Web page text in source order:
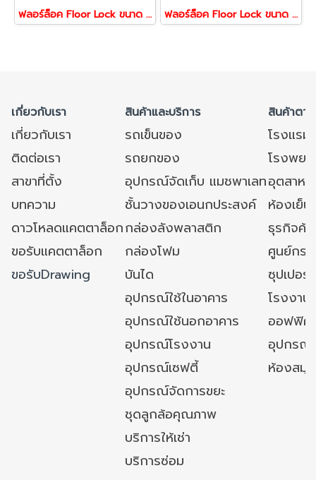
ฟลอร์ล็อค Floor Lock ขนาด 6 นิ้ว เบรกรถเข็น ยี่ห้อ Happy Move ฟลอร์ล็อค Floor Lock ขนาด 4 นิ้ว เบรกรถเข็น ยี่ห้อ Happy Move
เกี่ยวกับเรา สินค้าและบริการ สินค้าตา
เกี่ยวกับเรา รถเข็นของ
โรงแร
ติดต่อเรา
รถยกของ
โรงพย
สาขาที่ตั้ง
อุปกรณ์จัดเก็บ แมชพาเลทอุตสาหก
บทความ
ชั้นวางของเอนกประสงค์
ห้องเย็
ดาวโหลดแคตตาล็อกกล่องลังพลาสติก
ธุรกิจค้
ขอรับแคตตาล็อก
กล่องโฟม
ศูนย์กร
ขอรับDrawing
บันได
ซุปเปอ
อุปกรณ์ใช้ในอาคาร
โรงงา
อุปกรณ์ใช้นอกอาคาร
ออฟฟิศ/
อุปกรณ์โรงงาน
อุปกรณ์
อุปกรณ์เซฟตี้
ห้องสมุ
อุปกรณ์จัดการขยะ
ชุดลูกล้อคุณภาพ
บริการให้เช่า
บริการซ่อม